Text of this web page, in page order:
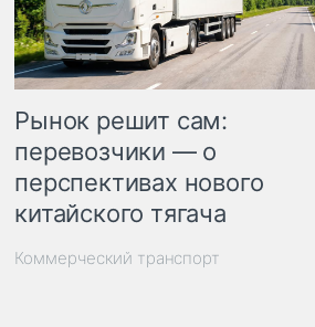
Рынок решит сам:
перевозчики — о
перспективах нового
китайского тягача
Коммерческий транспорт